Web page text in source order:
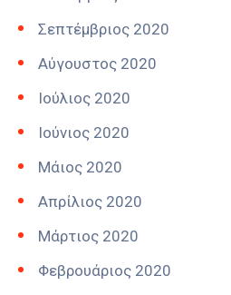
Σεπτέμβριος 2020
Αύγουστος 2020
Ιούλιος 2020
Ιούνιος 2020
Μάιος 2020
Απρίλιος 2020
Μάρτιος 2020
Φεβρουάριος 2020